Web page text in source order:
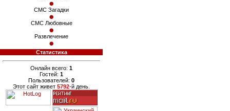
СМС Загадки
СМС Любовные
Развлечение
Статистика
Онлайн всего: 1
Гостей: 1
Пользователей: 0
Этот сайт живет 5792-й день.